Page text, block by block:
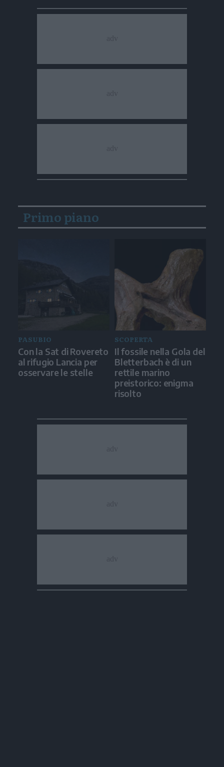
Primo piano
PASUBIO
Con la Sat di Rovereto
al rifugio Lancia per
osservare le stelle
SCOPERTA
Il fossile nella Gola del
Bletterbach è di un
rettile marino
preistorico: enigma
risolto